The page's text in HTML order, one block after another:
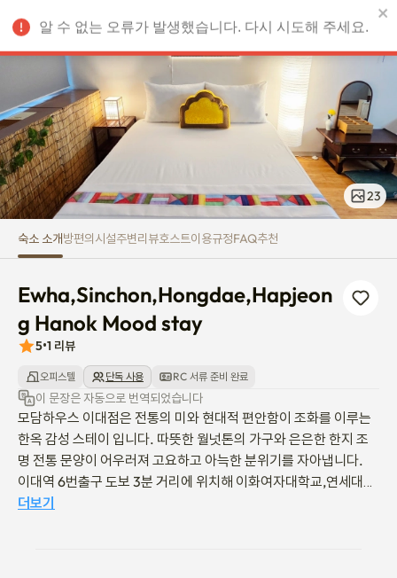
KRW
23
숙소 소개방편의시설주변리뷰호스트이용규정FAQ추천
Ewha,Sinchon,Hongdae,Hapjeon
g Hanok Mood stay
5•1 리뷰
오피스텔 단독 사용 RC 서류 준비 완료
이 문장은 자동으로 번역되었습니다
모담하우스 이대점은 전통의 미와 현대적 편안함이 조화를 이루는
한옥 감성 스테이 입니다. 따뜻한 월넛톤의 가구와 은은한 한지 조
명 전통 문양이 어우러져 고요하고 아늑한 분위기를 자아냅니다.
이대역 6번출구 도보 3분 거리에 위치해 이화여자대학교,연세대학
교,서강대학교가 도보로 통학이 가능 하며 신촌,합정,홍대,광화문,
더보기
알 수 없는 오류가 발생했습니다. 다시 시도해 주세요.